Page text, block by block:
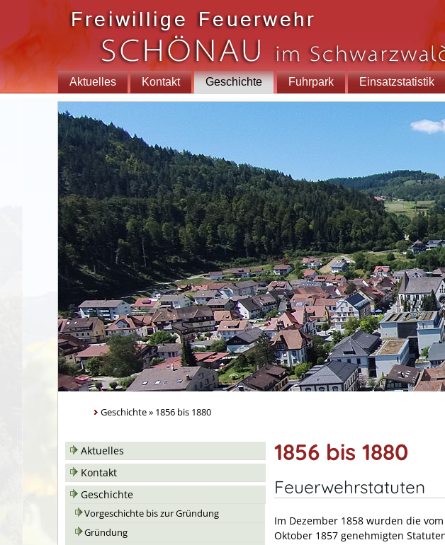
Aktuelles Kontakt Geschichte Fuhrpark Einsatzstatistik
Geschichte» 1856 bis 1880
Aktuelles
Kontakt
Geschichte
Vorgeschichte bis zur Gründung
Gründung
1856 bis 1880
Feuerwehrstatuten
Im Dezember 1858 wurden die
Oktober 1857 genehmigten